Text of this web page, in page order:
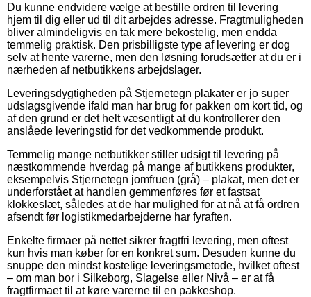
Du kunne endvidere vælge at bestille ordren til levering
hjem til dig eller ud til dit arbejdes adresse. Fragtmuligheden
bliver almindeligvis en tak mere bekostelig, men endda
temmelig praktisk. Den prisbilligste type af levering er dog
selv at hente varerne, men den løsning forudsætter at du er i
nærheden af netbutikkens arbejdslager.
Leveringsdygtigheden på Stjernetegn plakater er jo super
udslagsgivende ifald man har brug for pakken om kort tid, og
af den grund er det helt væsentligt at du kontrollerer den
anslåede leveringstid for det vedkommende produkt.
Temmelig mange netbutikker stiller udsigt til levering på
næstkommende hverdag på mange af butikkens produkter,
eksempelvis Stjernetegn jomfruen (grå) – plakat, men det er
underforstået at handlen gemmenføres før et fastsat
klokkeslæt, således at de har mulighed for at nå at få ordren
afsendt før logistikmedarbejderne har fyraften.
Enkelte firmaer på nettet sikrer fragtfri levering, men oftest
kun hvis man køber for en konkret sum. Desuden kunne du
snuppe den mindst kostelige leveringsmetode, hvilket oftest
– om man bor i Silkeborg, Slagelse eller Nivå – er at få
fragtfirmaet til at køre varerne til en pakkeshop.